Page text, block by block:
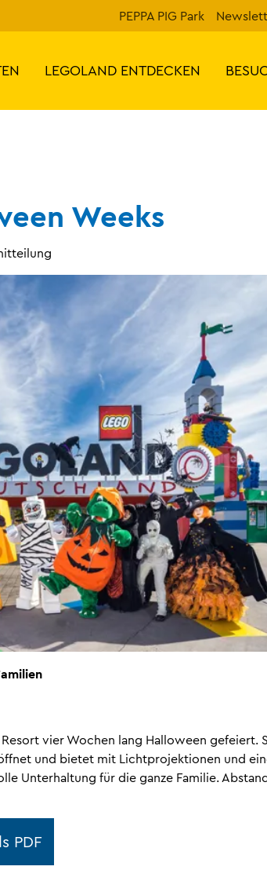
PEPPA PIG Park
LEGOLAND ENTDECKEN
Weeks
vier Wochen lang Halloween gefeiert.
und bietet mit Lichtprojektionen und
Unterhaltung für die ganze Familie.
PDF